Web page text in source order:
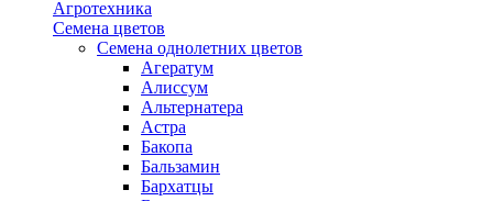
Агротехника
Семена цветов
Семена однолетних цветов
Агератум
Алиссум
Альтернатера
Астра
Бакопа
Бальзамин
Бархатцы